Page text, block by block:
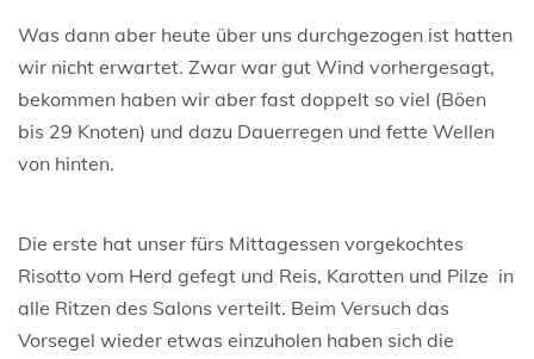
Was dann aber heute über uns durchgezogen ist hatten
wir nicht erwartet. Zwar war gut Wind vorhergesagt,
bekommen haben wir aber fast doppelt so viel (Böen
bis 29 Knoten) und dazu Dauerregen und fette Wellen
von hinten.
Die erste hat unser fürs Mittagessen vorgekochtes
Risotto vom Herd gefegt und Reis, Karotten und Pilze in
alle Ritzen des Salons verteilt. Beim Versuch das
Vorsegel wieder etwas einzuholen haben sich die